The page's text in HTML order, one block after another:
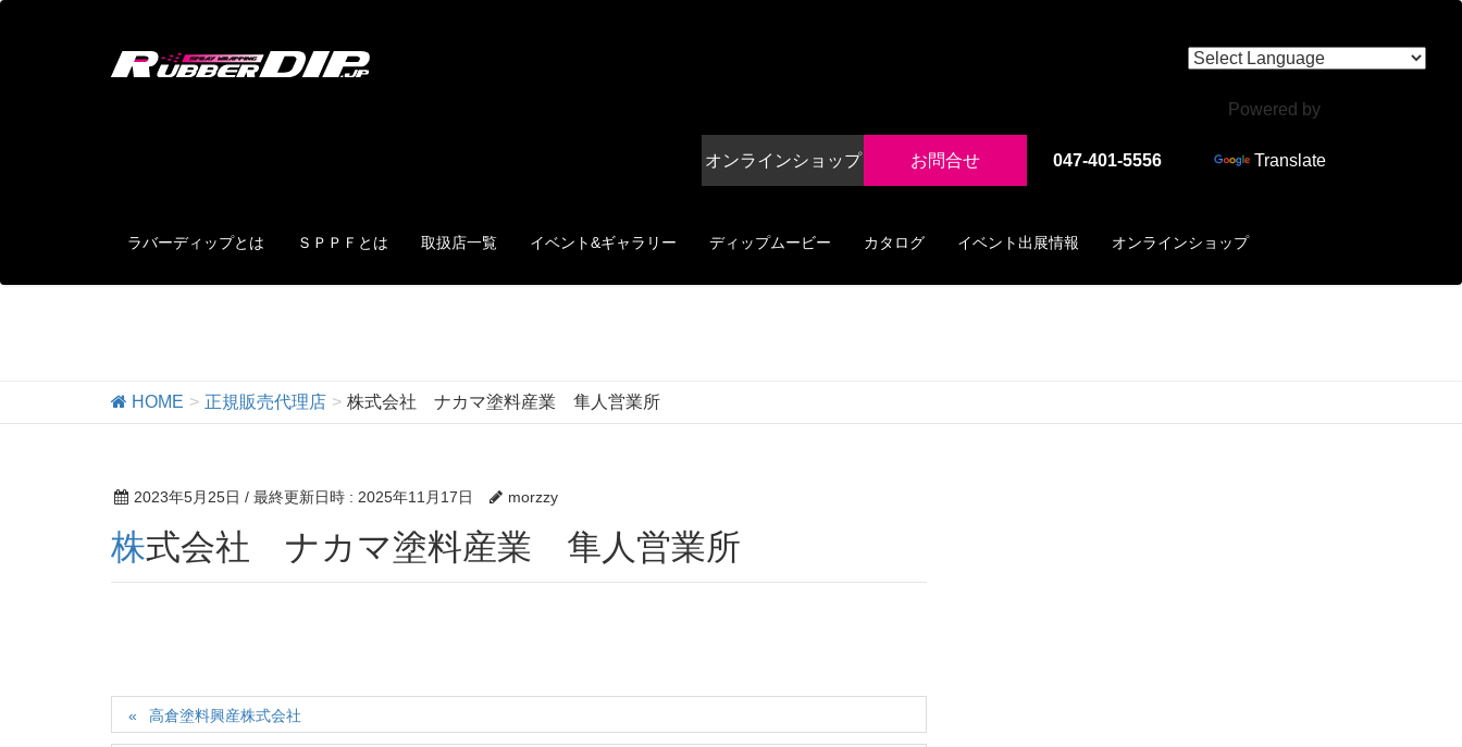
オンラインショップ お問合せ 047-401-5556
Powered by
Translate
ラバーディップとは ＳＰＰＦとは 取扱店一覧 イベント&ギャラリー ディップムービー カタログ イベント出展情報 オンラインショップ
HOME 正規販売代理店 株式会社 ナカマ塗料産業 隼人営業所
2023年5月25日 / 最終更新日時 : 2025年11月17日 morzzy
株式会社 ナカマ塗料産業 隼人営業所
高倉塗料興産株式会社